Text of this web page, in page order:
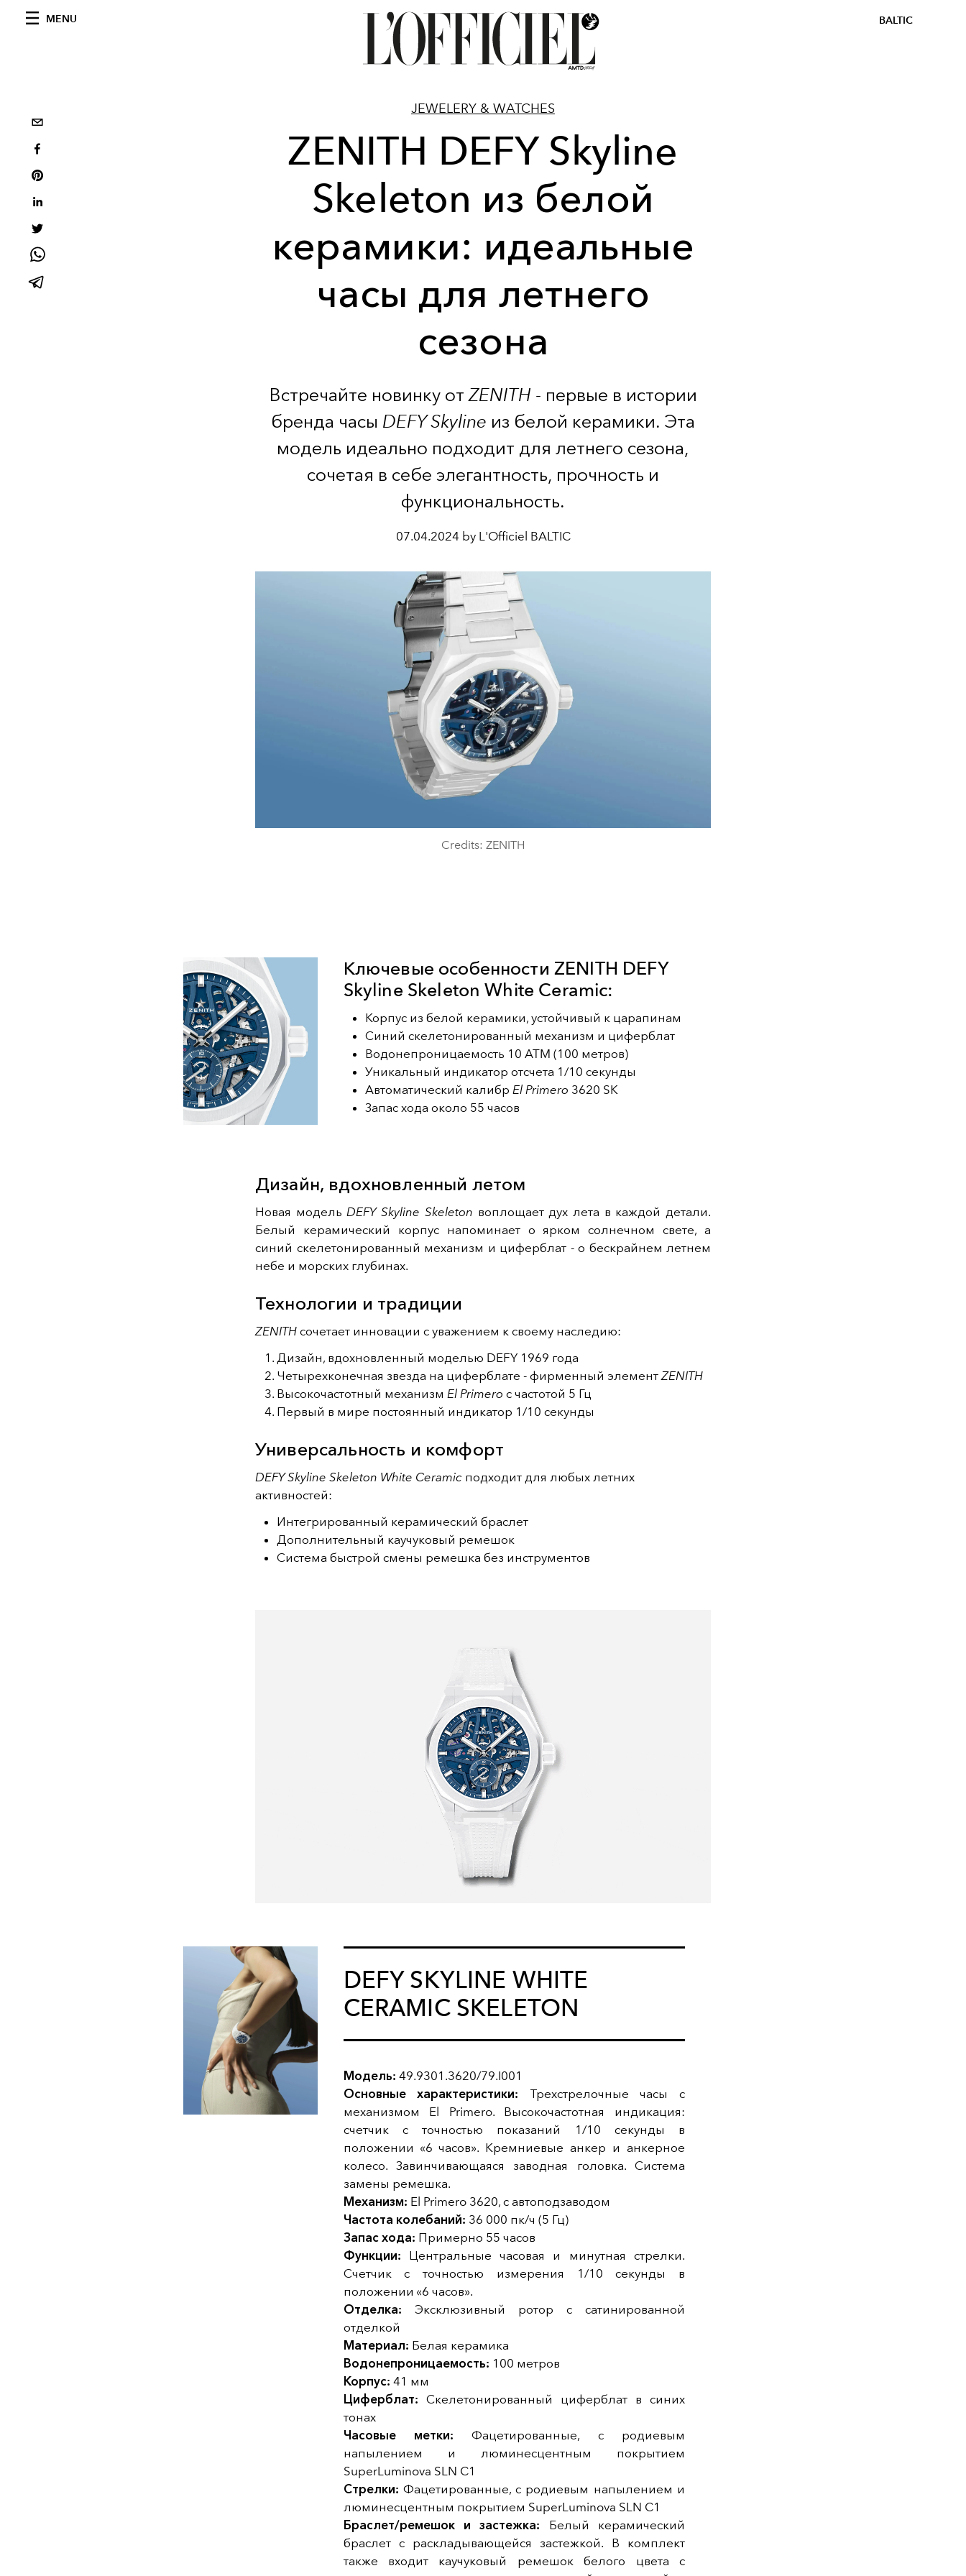
MENU BALTIC
JEWELERY & WATCHES
ZENITH DEFY Skyline
Skeleton из белой
керамики: идеальные
часы для летнего
сезона
Встречайте новинку отZENITH - первые в истории
бренда часы DEFY Skyline из белой керамики. Эта
модель идеально подходит для летнего сезона,
сочетая в себе элегантность, прочность и
функциональность.
07.04.2024 by L'Officiel BALTIC
Credits: ZENITH
Ключевые особенности ZENITH DEFY
Skyline Skeleton White Ceramic:
Корпус из белой керамики, устойчивый к царапинам
Синий скелетонированный механизм и циферблат
Водонепроницаемость 10 ATM (100 метров)
Уникальный индикатор отсчета 1/10 секунды
Автоматический калибр El Primero 3620 SK
Запас хода около 55 часов
Дизайн, вдохновленный летом
Новая модель DEFY Skyline Skeleton воплощает дух лета в каждой детали.
Белый керамический корпус напоминает о ярком солнечном свете, а
синий скелетонированный механизм и циферблат - о бескрайнем летнем
небе и морских глубинах.
Технологии и традиции
ZENITH сочетает инновации с уважением к своему наследию:
Дизайн, вдохновленный моделью DEFY 1969 года
Четырехконечная звезда на циферблате - фирменный элемент ZENITH
Высокочастотный механизм El Primero с частотой 5 Гц
Первый в мире постоянный индикатор 1/10 секунды
Универсальность и комфорт
DEFY Skyline Skeleton White Ceramic подходит для любых летних
активностей:
Интегрированный керамический браслет
Дополнительный каучуковый ремешок
Система быстрой смены ремешка без инструментов
DEFY SKYLINE WHITE
CERAMIC SKELETON
Модель: 49.9301.3620/79.I001
Основные характеристики: Трехстрелочные часы с
механизмом El Primero. Высокочастотная индикация:
счетчик с точностью показаний 1/10 секунды в
положении «6 часов». Кремниевые анкер и анкерное
колесо. Завинчивающаяся заводная головка. Система
замены ремешка.
Механизм: El Primero 3620, с автоподзаводом
Частота колебаний: 36 000 пк/ч (5 Гц)
Запас хода: Примерно 55 часов
Функции: Центральные часовая и минутная стрелки.
Счетчик с точностью измерения 1/10 секунды в
положении «6 часов».
Отделка: Эксклюзивный ротор с сатинированной
отделкой
Материал: Белая керамика
Водонепроницаемость: 100 метров
Корпус: 41 мм
Циферблат: Скелетонированный циферблат в синих
тонах
Часовые метки: Фацетированные, с родиевым
напылением и люминесцентным покрытием
SuperLuminova SLN C1
Стрелки: Фацетированные, с родиевым напылением и
люминесцентным покрытием SuperLuminova SLN C1
Браслет/ремешок и застежка: Белый керамический
браслет с раскладывающейся застежкой. В комплект
также входит каучуковый ремешок белого цвета с